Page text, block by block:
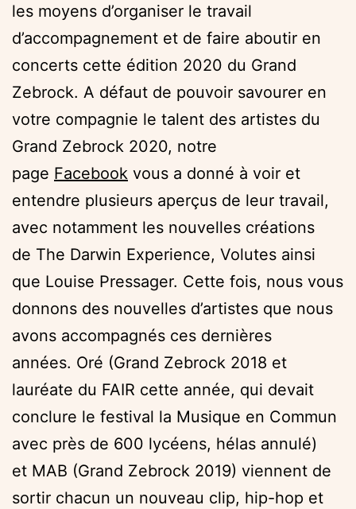
les moyens d’organiser le travail
d’accompagnement et de faire aboutir en
concerts cette édition 2020 du Grand
Zebrock. A défaut de pouvoir savourer en
votre compagnie le talent des artistes du
Grand Zebrock 2020, notre
page Facebook vous a donné à voir et
entendre plusieurs aperçus de leur travail,
avec notamment les nouvelles créations
de The Darwin Experience, Volutes ainsi
que Louise Pressager. Cette fois, nous vous
donnons des nouvelles d’artistes que nous
avons accompagnés ces dernières
années. Oré (Grand Zebrock 2018 et
lauréate du FAIR cette année, qui devait
conclure le festival la Musique en Commun
avec près de 600 lycéens, hélas annulé)
et MAB (Grand Zebrock 2019) viennent de
sortir chacun un nouveau clip, hip-hop et